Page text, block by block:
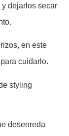
dejarlos secar
en este
cuidarlo.
styling
desenreda